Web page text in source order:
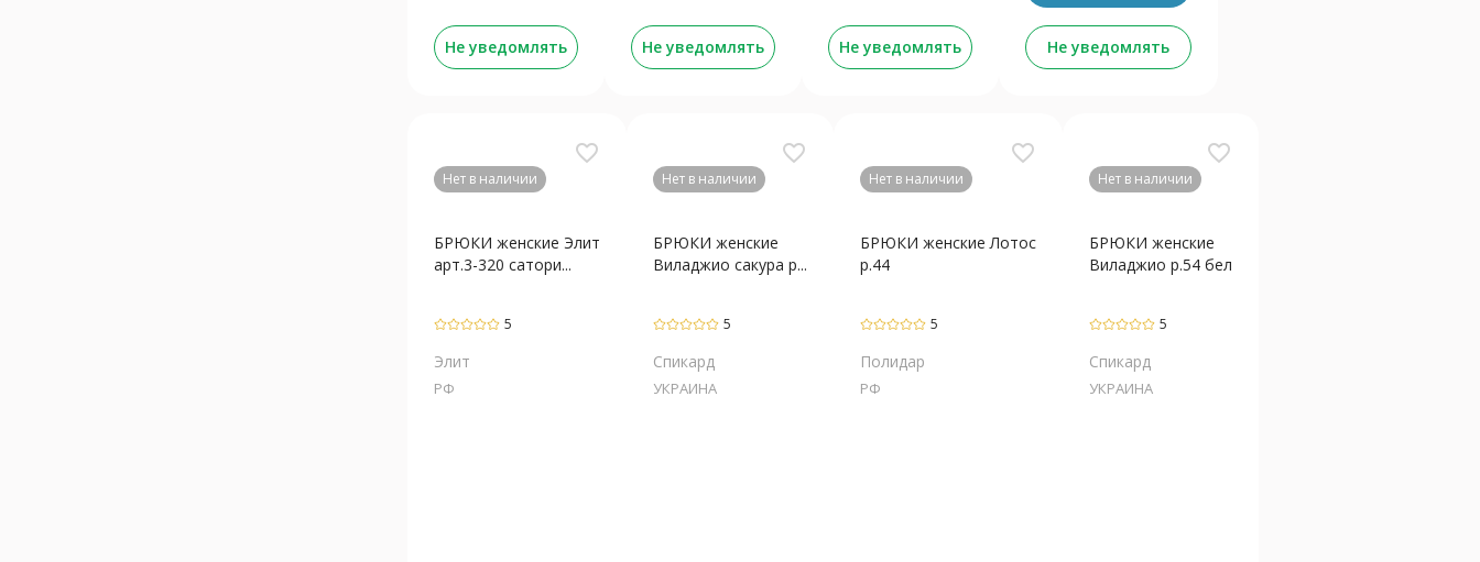
Не уведомлять Не уведомлять Не уведомлять Не уведомлять
favorite_border
Нет в наличии
БРЮКИ женские Элит
арт.3-320 сатори...
5
Элит
РФ
favorite_border
Нет в наличии
БРЮКИ женские
Виладжио сакура р...
5
Спикард
УКРАИНА
favorite_border
Нет в наличии
БРЮКИ женские Лотос
р.44
5
Полидар
РФ
favorite_border
Нет в наличии
БРЮКИ женские
Виладжио р.54 бел
5
Спикард
УКРАИНА